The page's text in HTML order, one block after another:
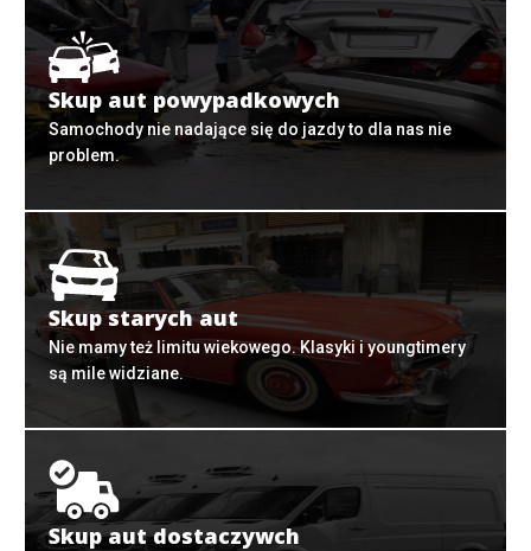
Skup aut powypadkowych
Samochody nie nadające się do jazdy to dla nas nie
problem.
Skup starych aut
Nie mamy też limitu wiekowego. Klasyki i youngtimery
są mile widziane.
Skup aut dostaczywch